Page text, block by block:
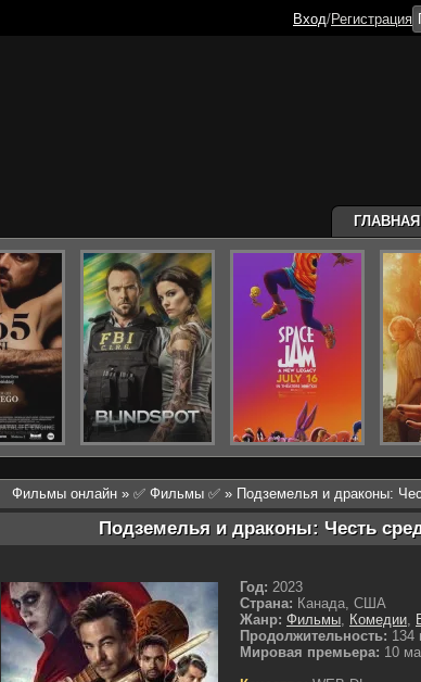
Фильмы онлайн » ✅ Фильмы ✅ » Подземелья и драконы:
Подземелья и драконы: Честь
Год: 2023
Страна: Канада, США
Жанр: Фильмы, Комедии,
Продолжительность: 134
Мировая премьера: 10
ГЛАВНАЯ
Вход/Регистрация